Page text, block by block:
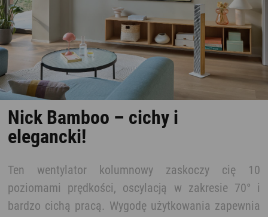
Nick Bamboo – cichy i
elegancki!
Ten wentylator kolumnowy zaskoczy cię 10
poziomami prędkości, oscylacją w zakresie 70° i
bardzo cichą pracą. Wygodę użytkowania zapewnia